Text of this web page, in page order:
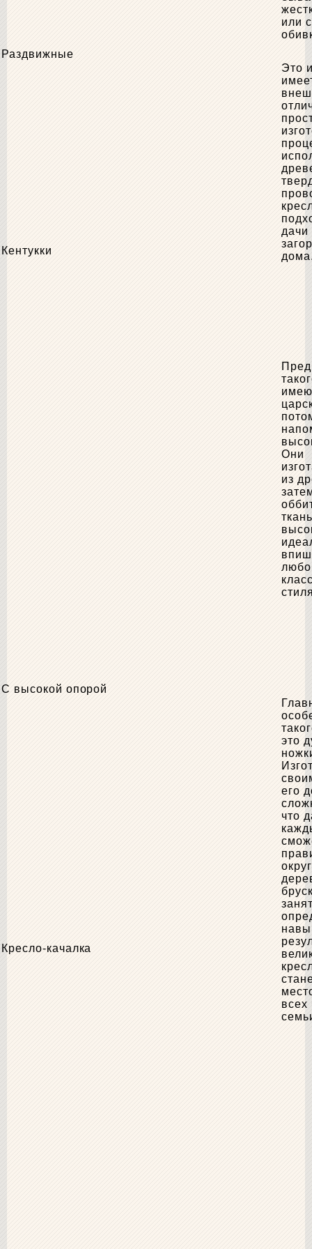
Раздвижные
или
Кентукки
Это
дачи
С высокой опорой
Они
из
Кресло-качалка
это
его
что
всех